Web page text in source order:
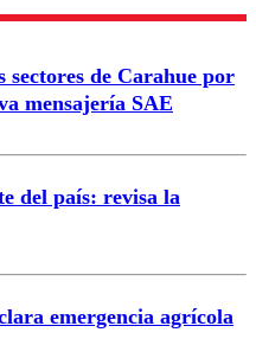
sectores de Carahue por
mensajería SAE
del país: revisa la
emergencia agrícola